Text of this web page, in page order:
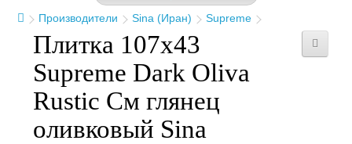
Производители
Sina (Иран) Supreme
Плитка 107x43
Supreme Dark Oliva
Rustic См глянец
оливковый Sina